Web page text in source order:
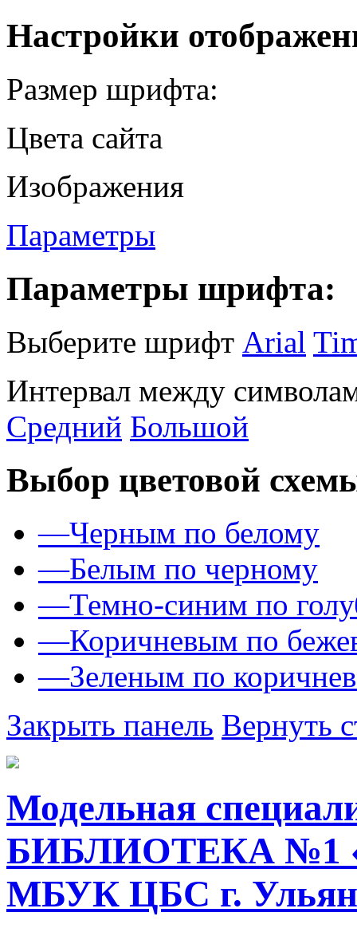
Настройки
Размер шрифта:
Цвета сайта
Изображения
Параметры
Параметры шрифта:
Выберите шрифт Arial
Интервал между
Средний Большой
Выбор цветовой
—Черным по белому
—Белым по черному
—Темно-синим по
—Коричневым по
—Зеленым по
Закрыть панель Вернуть
Модельная
БИБЛИОТЕКА №1
МБУК ЦБС г.